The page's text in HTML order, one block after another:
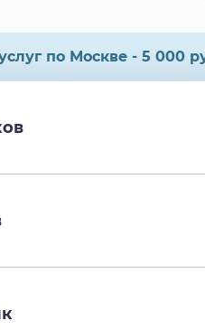
по Москве - 5 000